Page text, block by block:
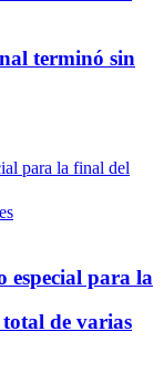
terminó sin
especial para la
de varias